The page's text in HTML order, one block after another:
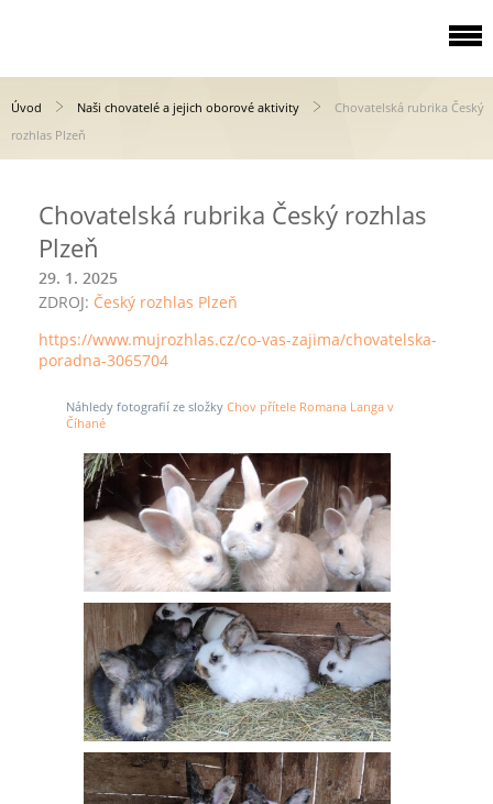
Úvod Naši chovatelé a jejich oborové aktivity
Chovatelská rubrika Český
rozhlas Plzeň
Chovatelská rubrika Český rozhlas
Plzeň
29. 1. 2025
ZDROJ: Český rozhlas Plzeň
https://www.mujrozhlas.cz/co-vas-zajima/chovatelska-
poradna-3065704
Náhledy fotografií ze složky Chov přítele Romana Langa v
Číhané